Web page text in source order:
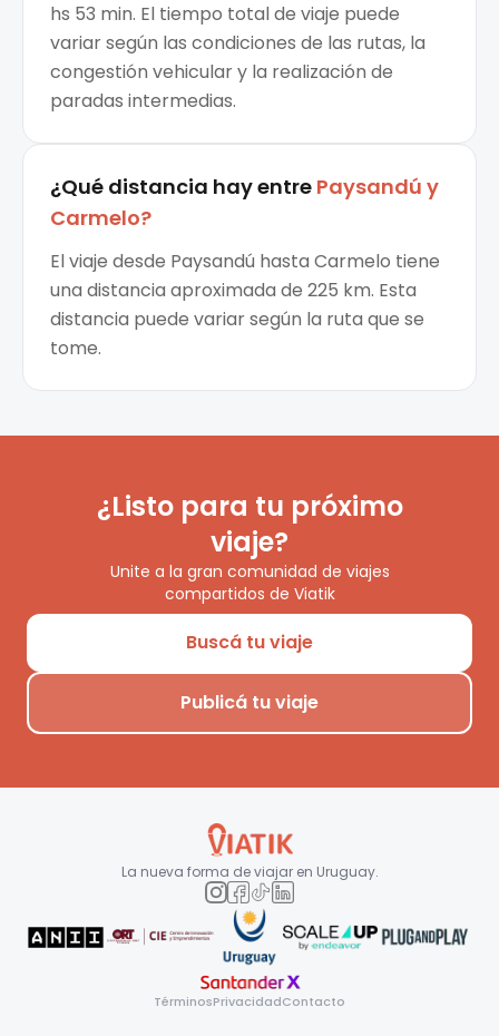
hs 53 min. El tiempo total de viaje puede
variar según las condiciones de las rutas, la
congestión vehicular y la realización de
paradas intermedias.
¿Qué distancia hay entre Paysandú y
Carmelo?
El viaje desde Paysandú hasta Carmelo tiene
una distancia aproximada de 225 km. Esta
distancia puede variar según la ruta que se
tome.
¿Listo para tu próximo
viaje?
Unite a la gran comunidad de viajes
compartidos de Viatik
Buscá tu viaje
Publicá tu viaje
La nueva forma de viajar en Uruguay.
TérminosPrivacidadContacto